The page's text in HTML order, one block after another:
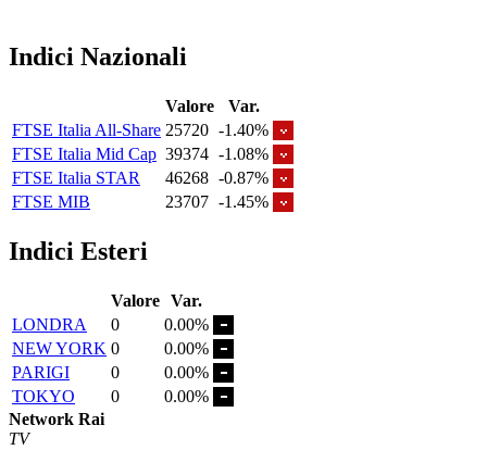
Indici Nazionali
Valore
Var.
FTSE Italia All-Share 25720 -1.40%
FTSE Italia Mid Cap 39374 -1.08%
FTSE Italia STAR
46268 -0.87%
FTSE MIB
23707 -1.45%
Indici Esteri
Valore Var.
LONDRA
0
0.00%
NEW YORK 0
0.00%
PARIGI
0
0.00%
TOKYO
0
0.00%
Network Rai
TV